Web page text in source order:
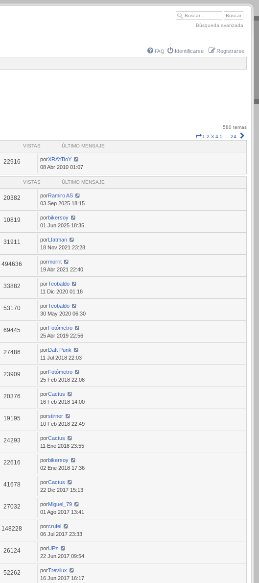
Búsqueda avanzada
FAQ Identificarse Registrarse
580 temas
Página
1 2 3 4 5 24
VISTAS ÚLTIMO MENSAJE
22916 porXRAYBoY
08 Abr 2010 01:07
VISTAS ÚLTIMO MENSAJE
20382 porRamiro AS
03 Sep 2025 18:15
10819 porbikersoy
01 Jun 2025 18:35
31911 porLfatman
18 Nov 2021 23:28
494636 pormorrit
19 Abr 2021 22:40
33882 porTeobaldo
11 Dic 2020 01:18
53170 porTeobaldo
30 May 2020 06:30
69445 porFotómetro
25 Abr 2019 22:56
27486 porDaft Punk
11 Jul 2018 22:03
23909 porFotómetro
25 Feb 2018 22:08
20376 porCactus
16 Feb 2018 14:00
19195 porstirner
10 Feb 2018 22:49
24293 porCactus
11 Ene 2018 23:55
22616 porbikersoy
02 Ene 2018 17:36
41678 porCactus
22 Dic 2017 15:13
27032 porMiguel_79
01 Ago 2017 13:41
148228 porcrufel
06 Jul 2017 23:33
26124 porUPz
22 Jun 2017 09:54
52262 porTrevilux
16 Jun 2017 16:17